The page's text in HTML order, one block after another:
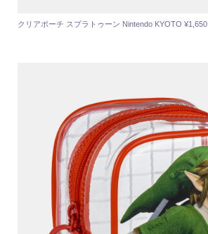
クリアポーチ スプラトゥーン Nintendo KYOTO ¥1,650